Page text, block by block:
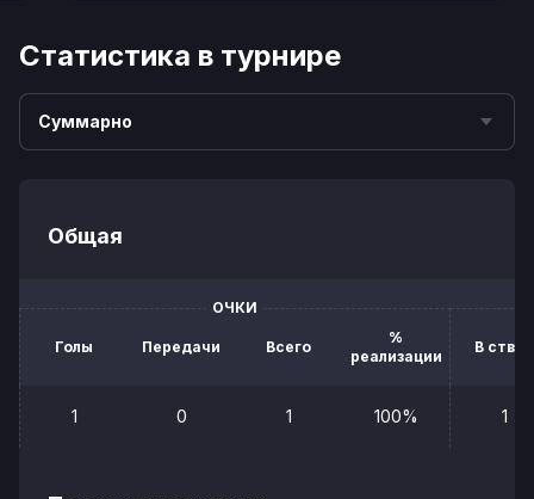
Статистика в турнире
Суммарно
Общая
ОЧКИ
Голы Передачи Всего
%
реализации
В створ
1 0 1 100% 1